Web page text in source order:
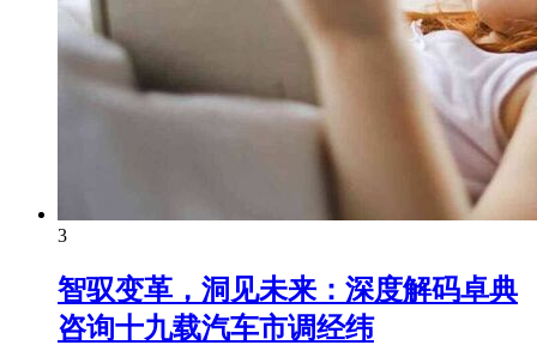
3
智驭变革，洞见未来：深度解码卓典
咨询十九载汽车市调经纬